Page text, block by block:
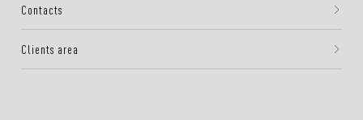
Contacts
Clients area